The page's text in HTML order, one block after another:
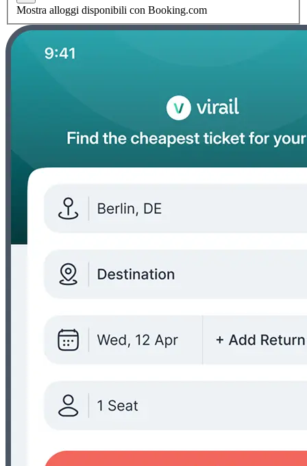
Mostra alloggi disponibili con Booking.com